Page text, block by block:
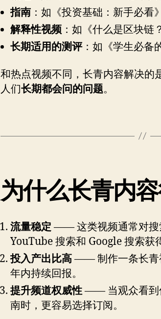
指南 ：如《投资基础：新手必看》
解释性视频 ：如《什么是区块链
长期适用的测评：如《学生必备
和热点视频不同，长青内容解决的
人们长期都会问的问题。
为什么长青内
流量稳定—— 这类视频通常对搜
YouTube 搜索和 Google 搜索获
投入产出比高—— 制作一条长青
年内持续回报。
提升频道权威性—— 当观众看到
南时，更容易选择订阅。